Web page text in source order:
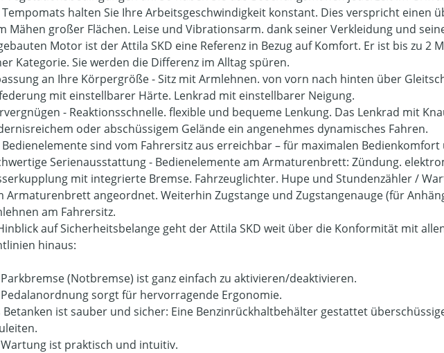
Tempomats halten Sie Ihre Arbeitsgeschwindigkeit konstant. Dies verspricht einen
Mähen großer Flächen. Leise und Vibrationsarm. dank seiner Verkleidung und
Motor ist der Attila SKD eine Referenz in Bezug auf Komfort. Er ist bis zu 2
Kategorie. Sie werden die Differenz im Alltag spüren.
an Ihre Körpergröße - Sitz mit Armlehnen. von vorn nach hinten über
mit einstellbarer Härte. Lenkrad mit einstellbarer Neigung.
- Reaktionsschnelle. flexible und bequeme Lenkung. Das Lenkrad mit
oder abschüssigem Gelände ein angenehmes dynamisches Fahren.
Bedienelemente sind vom Fahrersitz aus erreichbar – für maximalen
Serienausstattung - Bedienelemente am Armaturenbrett: Zündung.
mit integrierte Bremse. Fahrzeuglichter. Hupe und Stundenzähler /
Armaturenbrett angeordnet. Weiterhin Zugstange und Zugstangenauge (für
am Fahrersitz.
auf Sicherheitsbelange geht der Attila SKD weit über die Konformität mit
hinaus:
(Notbremse) ist ganz einfach zu aktivieren/deaktivieren.
sorgt für hervorragende Ergonomie.
Betanken ist sauber und sicher: Eine Benzinrückhaltbehälter gestattet
ist praktisch und intuitiv.